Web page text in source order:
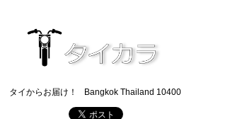
タイからお届け！ Bangkok Thailand 10400